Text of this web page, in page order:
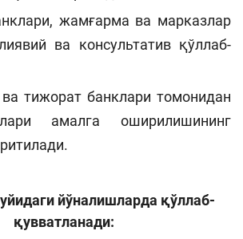
жамғарма ва марказлар
ва консультатив қўллаб-
тижорат банклари томонидан
амалга оширилишининг
йўналишларда қўллаб-
қувватланади: